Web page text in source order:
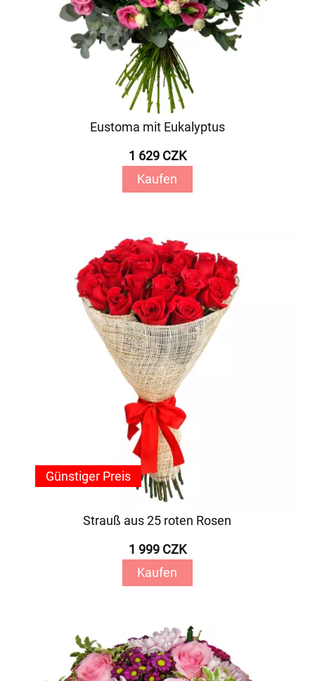
Eustoma mit Eukalyptus
1 629 CZK
Kaufen
Strauß aus 25 roten Rosen
1 999 CZK
Kaufen
Günstiger Preis